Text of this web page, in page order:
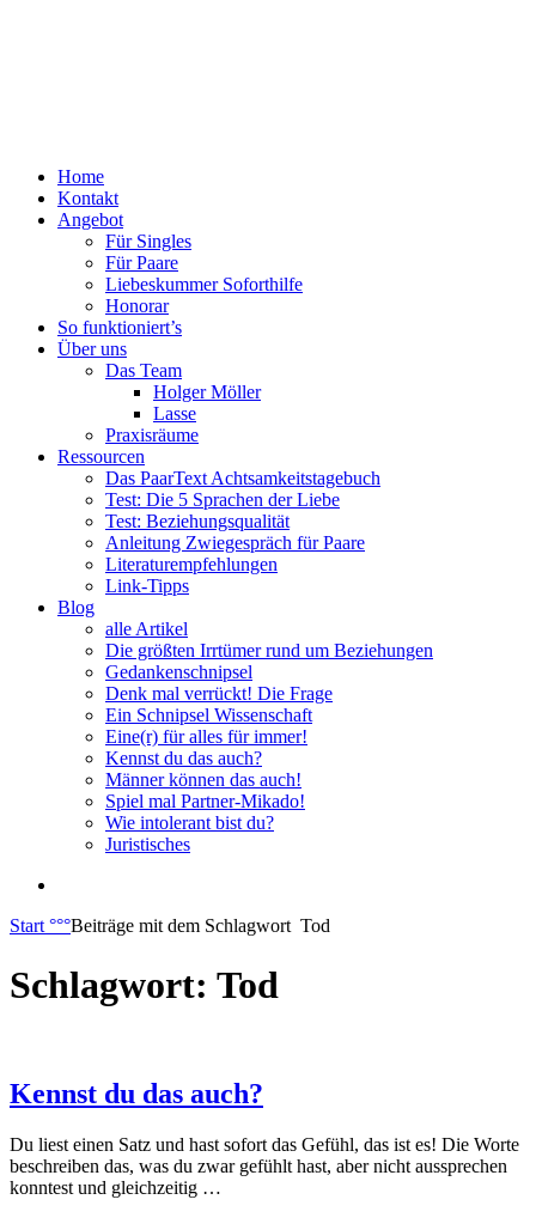
Zum
Inhalt
springen
PaarText
Coaching
Menü
Home
Kontakt
Angebot
Für Singles
Für Paare
Liebeskummer Soforthilfe
Honorar
So funktioniert’s
Über uns
Das Team
Holger Möller
Lasse
Praxisräume
Ressourcen
Das PaarText Achtsamkeitstagebuch
Test: Die 5 Sprachen der Liebe
Test: Beziehungsqualität
Anleitung Zwiegespräch für Paare
Literaturempfehlungen
Link-Tipps
Blog
alle Artikel
Die größten Irrtümer rund um Beziehungen
Gedankenschnipsel
Denk mal verrückt! Die Frage
Ein Schnipsel Wissenschaft
Eine(r) für alles für immer!
Kennst du das auch?
Männer können das auch!
Spiel mal Partner-Mikado!
Wie intolerant bist du?
Juristisches
Start °°°Beiträge mit dem Schlagwort Tod
Schlagwort: Tod
Kennst du das auch?
Du liest einen Satz und hast sofort das Gefühl, das ist es! Die Worte
beschreiben das, was du zwar gefühlt hast, aber nicht aussprechen
konntest und gleichzeitig …